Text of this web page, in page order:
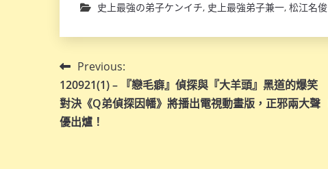
史上最強の弟子ケンイチ, 史上最強弟子兼一, 松江名俊
文
章
導
Previous:
120921(1) – 『戀毛癖』偵探與『大羊頭』黑道的爆笑
對決《Q弟偵探因幡》將播出電視動畫版，正邪兩大聲
優出爐！